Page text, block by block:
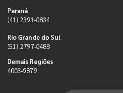
Paraná
(41) 2391-0834
Rio Grande do Sul
(51) 2797-0488
Demais Regiões
4003-9879